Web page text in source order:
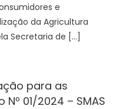
e
da Agricultura
Secretaria de […]
para as
01/2024 – SMAS